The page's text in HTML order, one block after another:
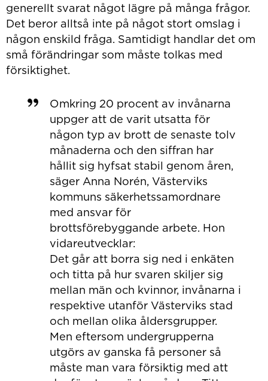
generellt svarat något lägre på många frågor.
Det beror alltså inte på något stort omslag i
någon enskild fråga. Samtidigt handlar det om
små förändringar som måste tolkas med
försiktighet.
Omkring 20 procent av invånarna
uppger att de varit utsatta för
någon typ av brott de senaste tolv
månaderna och den siffran har
hållit sig hyfsat stabil genom åren,
säger Anna Norén, Västerviks
kommuns säkerhetssamordnare
med ansvar för
brottsförebyggande arbete. Hon
vidareutvecklar:
Det går att borra sig ned i enkäten
och titta på hur svaren skiljer sig
mellan män och kvinnor, invånarna i
respektive utanför Västerviks stad
och mellan olika åldersgrupper.
Men eftersom undergrupperna
utgörs av ganska få personer så
måste man vara försiktig med att